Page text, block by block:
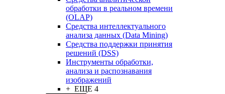
обработки в реальном времени
(OLAP)
Средства интеллектуального
анализа данных (Data Mining)
Средства поддержки принятия
решений (DSS)
Инструменты обработки,
анализа и распознавания
изображений
+ ЕЩЕ 4